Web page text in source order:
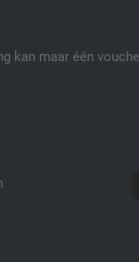
kan maar één